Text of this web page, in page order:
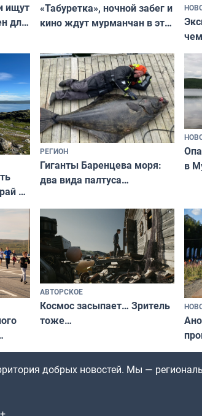
ищут
для
«Табуретка», ночной забег и
кино ждут мурманчан в эти
у
РЕГИОН
Гиганты Баренцева моря:
два вида палтуса
в
АВТОРСКОЕ
Космос засыпает… Зритель
тоже…
добрых новостей. Мы —